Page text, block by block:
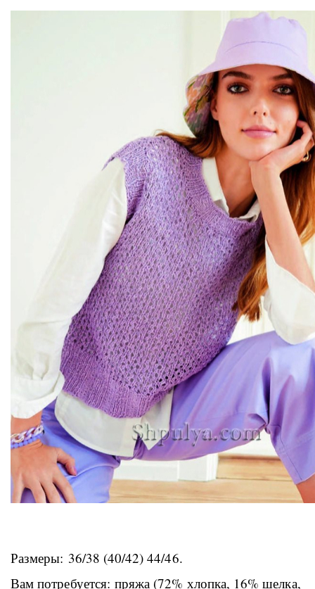
Размеры: 36/38 (40/42) 44/46.
Вам потребуется: пряжа (72% хлопка, 16% шелка,